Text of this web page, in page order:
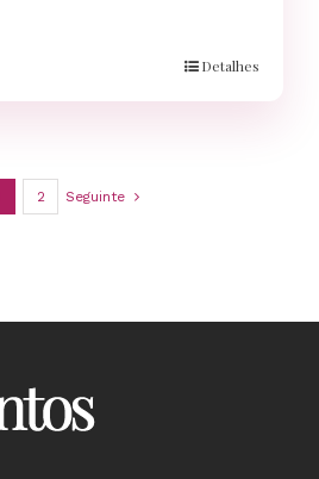
Detalhes
2 Seguinte